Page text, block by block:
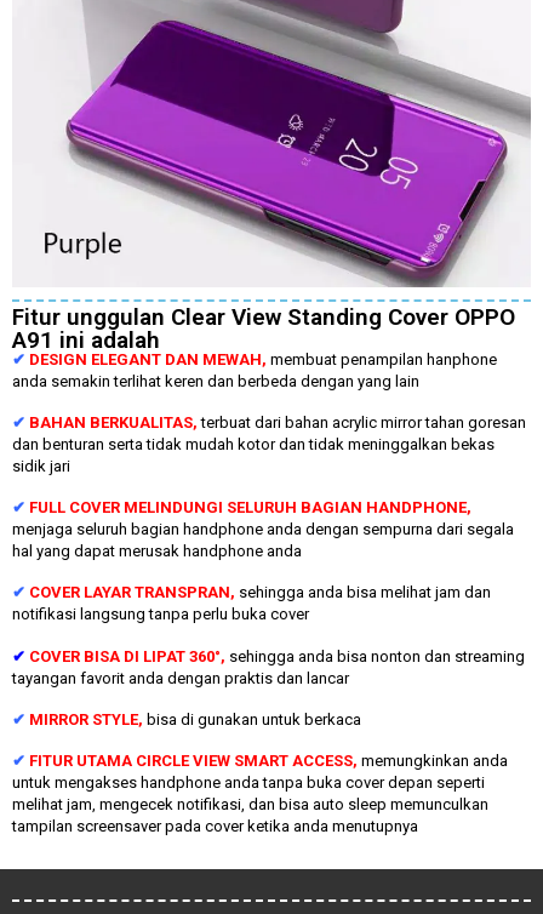
Fitur unggulan Clear View Standing Cover OPPO
A91 ini adalah
✔ DESIGN ELEGANT DAN MEWAH, membuat penampilan hanphone
anda semakin terlihat keren dan berbeda dengan yang lain
✔ BAHAN BERKUALITAS,terbuat dari bahan acrylic mirror tahan goresan
dan benturan serta tidak mudah kotor dan tidak meninggalkan bekas
sidik jari
✔ FULL COVER MELINDUNGI SELURUH BAGIAN HANDPHONE,
menjaga seluruh bagian handphone anda dengan sempurna dari segala
hal yang dapat merusak handphone anda
✔ COVER LAYAR TRANSPRAN, sehingga anda bisa melihat jam dan
notifikasi langsung tanpa perlu buka cover
✔ COVER BISA DI LIPAT 360°, sehingga anda bisa nonton dan streaming
tayangan favorit anda dengan praktis dan lancar
✔ MIRROR STYLE, bisa di gunakan untuk berkaca
✔ FITUR UTAMA CIRCLE VIEW SMART ACCESS, memungkinkan anda
untuk mengakses handphone anda tanpa buka cover depan seperti
melihat jam, mengecek notifikasi, dan bisa auto sleep memunculkan
tampilan screensaver pada cover ketika anda menutupnya